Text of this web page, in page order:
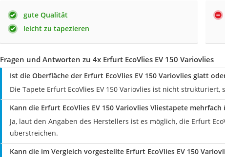
gute Qualität
leicht zu tapezieren
Fragen und Antworten zu 4x Erfurt EcoVlies EV 150 Variovlies
Ist die Oberfläche der Erfurt EcoVlies EV 150 Variovlies glatt
Die Tapete Erfurt EcoVlies EV 150 Variovlies ist nicht
Kann die Erfurt EcoVlies EV 150 Variovlies Vliestapete
Ja, laut den Angaben des Herstellers ist es möglich, die Erfurt
überstreichen.
Kann die im Vergleich vorgestellte Erfurt EcoVlies EV 150